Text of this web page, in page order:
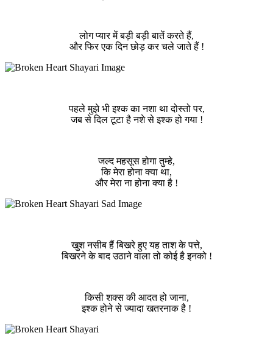
लोग प्यार में बड़ी बड़ी बातें करते हैं,
और फिर एक दिन छोड़ कर चले जाते हैं !
पहले मुझे भी इश्क का नशा था दोस्तो पर,
जब से दिल टूटा है नशे से इश्क हो गया !
जल्द महसूस होगा तुम्हे,
कि मेरा होना क्या था,
और मेरा ना होना क्या है !
खुश नसीब हैं बिखरे हुए यह ताश के पत्ते,
बिखरने के बाद उठाने वाला तो कोई है इनको !
किसी शक्स की आदत हो जाना,
इश्क होने से ज्यादा खतरनाक है !